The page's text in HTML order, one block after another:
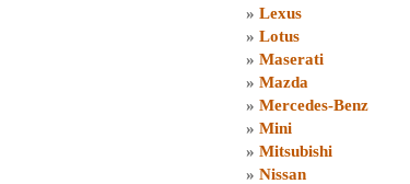
» Lexus
» Lotus
» Maserati
» Mazda
» Mercedes-Benz
» Mini
» Mitsubishi
» Nissan